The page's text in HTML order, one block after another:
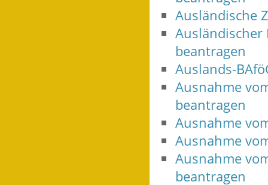
Ausländische
Ausländischer
beantragen
Auslands-
Ausnahme
beantragen
Ausnahme
Ausnahme
Ausnahme
beantragen